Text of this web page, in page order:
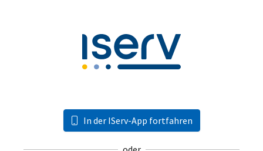
In der IServ-App fortfahren